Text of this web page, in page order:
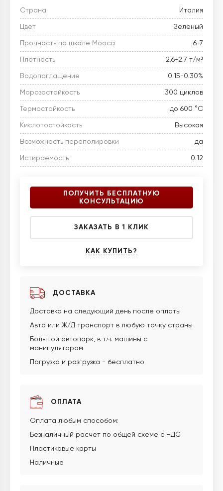
Страна Италия
Цвет Зеленый
Прочность по шкале Мооса 6-7
Плотность 2.6-2.7 т/м³
Водопоглащение 0.15-0.30%
Морозостойкость 300 циклов
Термостойкость до 600 °C
Кислотостойкость Высокая
Возможность переполировки да
Истираемость 0.12
ПОЛУЧИТЬ БЕСПЛАТНУЮ
КОНСУЛЬТАЦИЮ
ЗАКАЗАТЬ В 1 КЛИК
КАК КУПИТЬ?
ДОСТАВКА
Доставка на следующий день после оплаты
Авто или Ж/Д транспорт в любую точку страны
Большой автопарк, в т.ч. машины с
манипулятором
Погрузка и разгрузка - бесплатно
ОПЛАТА
Оплата любым способом:
Безналичный расчет по общей схеме с НДС
Пластиковые карты
Наличные